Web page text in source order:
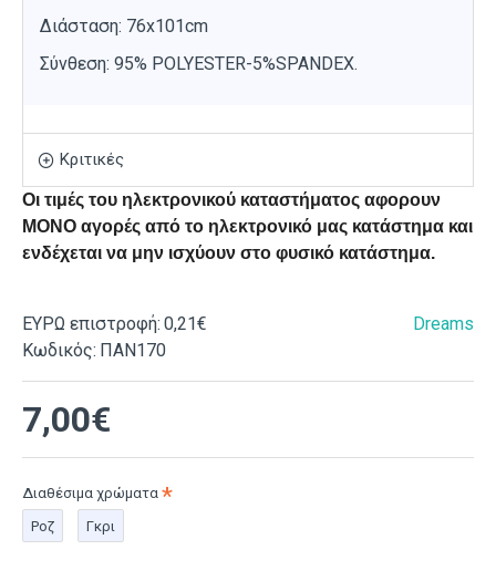
Διάσταση: 76x101cm
Σύνθεση: 95% POLYESTER-5%SPANDEX.
Κριτικές
Οι τιμές του ηλεκτρονικού καταστήματος αφορουν
ΜΟΝΟ αγορές από το ηλεκτρονικό μας κατάστημα και
ενδέχεται να μην ισχύουν στο φυσικό κατάστημα.
ΕΥΡΩ επιστροφή: 0,21€
Κωδικός: ΠΑΝ170
Dreams
7,00€
Διαθέσιμα χρώματα
Ροζ
Γκρι